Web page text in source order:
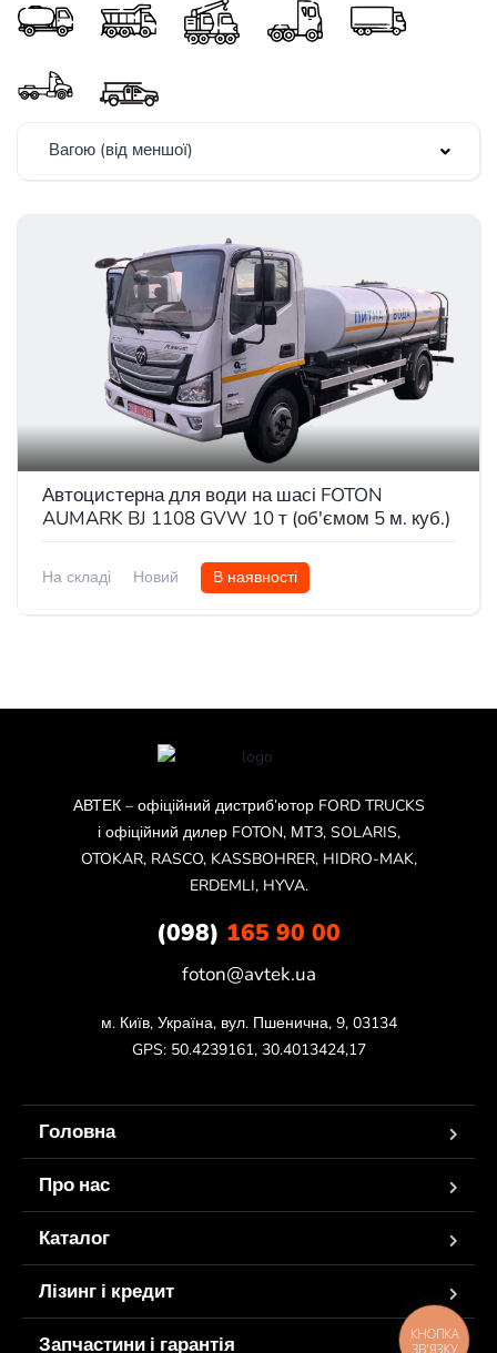
Вагою (від меншої)
Автоцистерна для води на шасі FOTON
AUMARK BJ 1108 GVW 10 т (об'ємом 5 м. куб.)
На складі Новий В наявності
АВТЕК – офіційний дистриб’ютор FORD TRUCKS
і офіційний дилер FOTON, МТЗ, SOLARIS,
OTOKAR, RASCO, KASSBOHRER, HIDRO-MAK,
ERDEMLI, HYVA.
(098) 165 90 00
foton@avtek.ua
м. Київ, Україна, вул. Пшенична, 9, 03134
GPS: 50.4239161, 30.4013424,17
Головна
Про нас
Каталог
Лізинг і кредит
Запчастини і гарантія
КНОПКА
ЗВ'ЯЗКУ